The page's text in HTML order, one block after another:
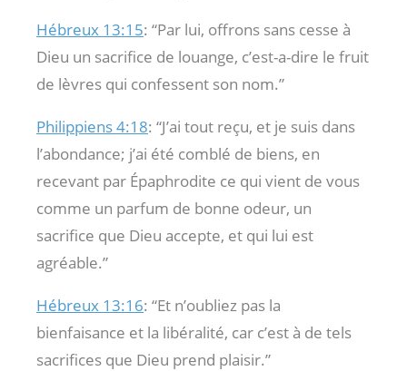
Hébreux 13:15: “Par lui, offrons sans cesse à
Dieu un sacrifice de louange, c’est-a-dire le fruit
de lèvres qui confessent son nom.”
Philippiens 4:18: “J’ai tout reçu, et je suis dans
l’abondance; j’ai été comblé de biens, en
recevant par Épaphrodite ce qui vient de vous
comme un parfum de bonne odeur, un
sacrifice que Dieu accepte, et qui lui est
agréable.”
Hébreux 13:16: “Et n’oubliez pas la
bienfaisance et la libéralité, car c’est à de tels
sacrifices que Dieu prend plaisir.”